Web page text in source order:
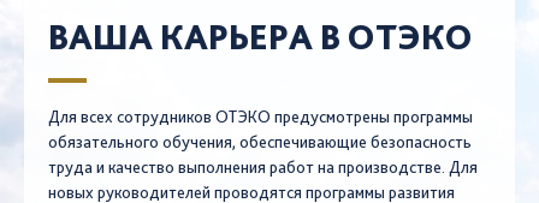
ВАША КАРЬЕРА В ОТЭКО
Для всех сотрудников ОТЭКО предусмотрены программы
обязательного обучения, обеспечивающие безопасность
труда и качество выполнения работ на производстве. Для
новых руководителей проводятся программы развития